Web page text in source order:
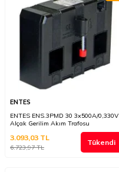
ENTES
ENTES ENS.3PMD 30 3x500A/0,330V
Alçak Gerilim Akım Trafosu
6.723,97TL
3.093,03 TL Tükendi